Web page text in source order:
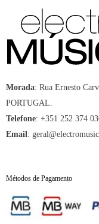
Morada: Rua Ernesto
PORTUGAL.
Telefone: +351 252 374
Email:
Métodos de Pagamento